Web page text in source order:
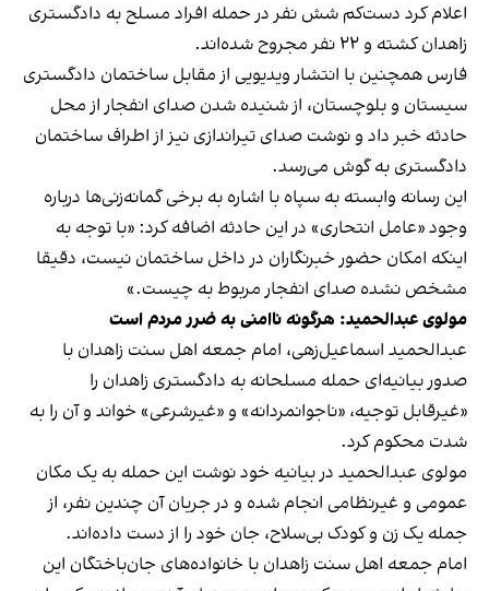
اعلام کرد دست‌کم شش نفر در حمله افراد مسلح به دادگستری
زاهدان کشته و ۲۲ نفر مجروح شده‌اند.
فارس همچنین با انتشار ویدیویی از مقابل ساختمان دادگستری
سیستان و بلوچستان، از شنیده شدن صدای انفجار از محل
حادثه خبر داد و نوشت صدای تیراندازی نیز از اطراف ساختمان
دادگستری به گوش می‌رسد.
این رسانه وابسته به سپاه با اشاره به برخی گمانه‌زنی‌ها درباره
وجود «عامل انتحاری» در این حادثه اضافه کرد: «با توجه به
اینکه امکان حضور خبرنگاران در داخل ساختمان نیست، دقیقا
مشخص نشده صدای انفجار مربوط به چیست.»
مولوی عبدالحمید: هرگونه ناامنی به ضرر مردم است
عبدالحمید اسماعیل‌زهی، امام جمعه اهل سنت زاهدان با
صدور بیانیه‌ای حمله مسلحانه به دادگستری زاهدان را
«غیرقابل توجیه، «ناجوانمردانه» و «غیرشرعی» خواند و آن را به
شدت محکوم کرد.
مولوی عبدالحمید در بیانیه خود نوشت این حمله به یک مکان
عمومی و غیرنظامی انجام شده و در جریان آن چندین نفر، از
جمله یک زن و کودک بی‌سلاح، جان خود را از دست داده‌اند.
امام جمعه اهل سنت زاهدان با خانواده‌های جان‌باختگان این